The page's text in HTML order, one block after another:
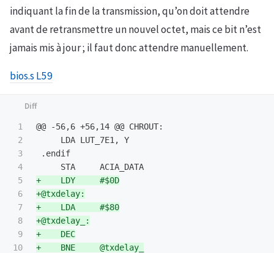
indiquant la fin de la transmission, qu’on doit attendre
avant de retransmettre un nouvel octet, mais ce bit n’est
jamais mis à jour ; il faut donc attendre manuellement.
bios.s L59
1
2
3
4
5
6
7
8
9
10
@@ -56,6 +56,14 @@ CHROUT:
     LDA LUT_7E1, Y
.endif
+    LDY     #$0D
+@txdelay:
+    LDA     #$80
+@txdelay_:
+    DEC
+    BNE     @txdelay_